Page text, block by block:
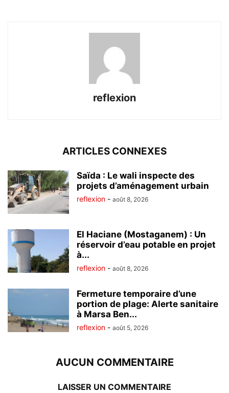
reflexion
ARTICLES CONNEXES
Saïda : Le wali inspecte des
projets d’aménagement urbain
reflexion - août 8, 2026
El Haciane (Mostaganem) : Un
réservoir d’eau potable en projet
à...
reflexion - août 8, 2026
Fermeture temporaire d’une
portion de plage: Alerte sanitaire
à Marsa Ben...
reflexion - août 5, 2026
AUCUN COMMENTAIRE
LAISSER UN COMMENTAIRE